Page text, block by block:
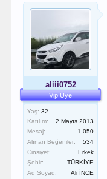
aliii0752
Vip Üye
Yaş: 32
Katılım:
2 Mayıs 2013
Mesaj:
1,050
Alınan Beğeniler:
534
Cinsiyet:
Erkek
Şehir:
TÜRKİYE
Ad Soyad:
Ali İNCE